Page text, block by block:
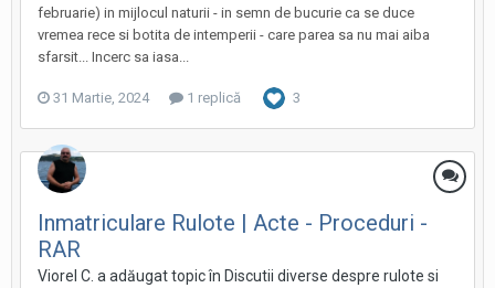
februarie) in mijlocul naturii - in semn de bucurie ca se duce
vremea rece si botita de intemperii - care parea sa nu mai aiba
sfarsit... Incerc sa iasa...
31 Martie, 2024 1 replică 3
Inmatriculare Rulote | Acte - Proceduri -
RAR
Viorel C. a adăugat topic în Discutii diverse despre rulote si